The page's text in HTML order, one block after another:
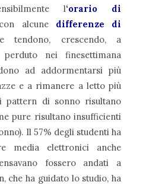
l‘orario di
alcunedifferenze di
tendono, crescendo, a
nei finesettimana
ad addormentarsi più
e a rimanere a letto più
di sonno risultano
pure risultano insufficienti
Il 57% degli studenti ha
media elettronici anche
fossero andati a
che ha guidato lo studio, ha